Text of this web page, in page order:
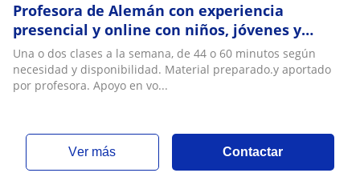
Profesora de Alemán con experiencia
presencial y online con niños, jóvenes y
adultos. Clases de 45 o 60 minutos, según
preferencia
Una o dos clases a la semana, de 44 o 60 minutos según
necesidad y disponibilidad. Material preparado.y aportado
por profesora. Apoyo en vo...
ver más Contactar